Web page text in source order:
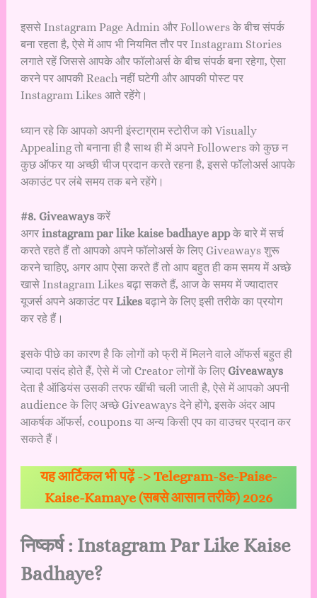
इससे Instagram Page Admin और Followers के बीच संपर्क
बना रहता है, ऐसे में आप भी नियमित तौर पर Instagram Stories
लगाते रहें जिससे आपके और फॉलोअर्स के बीच संपर्क बना रहेगा, ऐसा
करने पर आपकी Reach नहीं घटेगी और आपकी पोस्ट पर
Instagram Likes आते रहेंगे।
ध्यान रहे कि आपको अपनी इंस्टाग्राम स्टोरीज को Visually
Appealing तो बनाना ही है साथ ही में अपने Followers को कुछ न
कुछ ऑफर या अच्छी चीज प्रदान करते रहना है, इससे फॉलोअर्स आपके
अकाउंट पर लंबे समय तक बने रहेंगे।
#8. Giveaways करें
अगर instagram par like kaise badhaye appके बारे में सर्च
करते रहते हैं तो आपको अपने फॉलोअर्स के लिए Giveaways शुरू
करने चाहिए, अगर आप ऐसा करते हैं तो आप बहुत ही कम समय में अच्छे
खासे Instagram Likes बढ़ा सकते हैं, आज के समय में ज्यादातर
यूजर्स अपने अकाउंट पर Likesबढ़ाने के लिए इसी तरीके का प्रयोग
कर रहे हैं।
इसके पीछे का कारण है कि लोगों को फ्री में मिलने वाले ऑफर्स बहुत ही
ज्यादा पसंद होते हैं, ऐसे में जो Creator लोगों के लिए Giveaways
देता है ऑडियंस उसकी तरफ खींची चली जाती है, ऐसे में आपको अपनी
audience के लिए अच्छे Giveaways देने होंगे, इसके अंदर आप
आकर्षक ऑफर्स, coupons या अन्य किसी एप का वाउचर प्रदान कर
सकते हैं।
यह आर्टिकल भी पढ़ें ->Telegram-Se-Paise-
Kaise-Kamaye (सबसे आसान तरीके) 2026
निष्कर्ष : Instagram Par Like Kaise
Badhaye?